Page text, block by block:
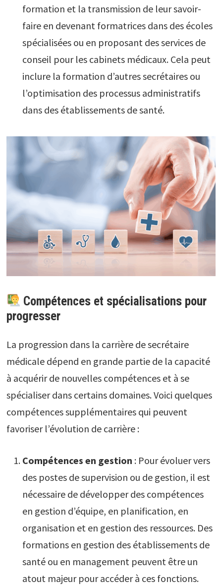
formation et la transmission de leur savoir-
faire en devenant formatrices dans des écoles
spécialisées ou en proposant des services de
conseil pour les cabinets médicaux. Cela peut
inclure la formation d’autres secrétaires ou
l’optimisation des processus administratifs
dans des établissements de santé.
Compétences et spécialisations pour
progresser
La progression dans la carrière de secrétaire
médicale dépend en grande partie de la capacité
à acquérir de nouvelles compétences et à se
spécialiser dans certains domaines. Voici quelques
compétences supplémentaires qui peuvent
favoriser l’évolution de carrière :
Compétences en gestion : Pour évoluer vers
des postes de supervision ou de gestion, il est
nécessaire de développer des compétences
en gestion d’équipe, en planification, en
organisation et en gestion des ressources. Des
formations en gestion des établissements de
santé ou en management peuvent être un
atout majeur pour accéder à ces fonctions.